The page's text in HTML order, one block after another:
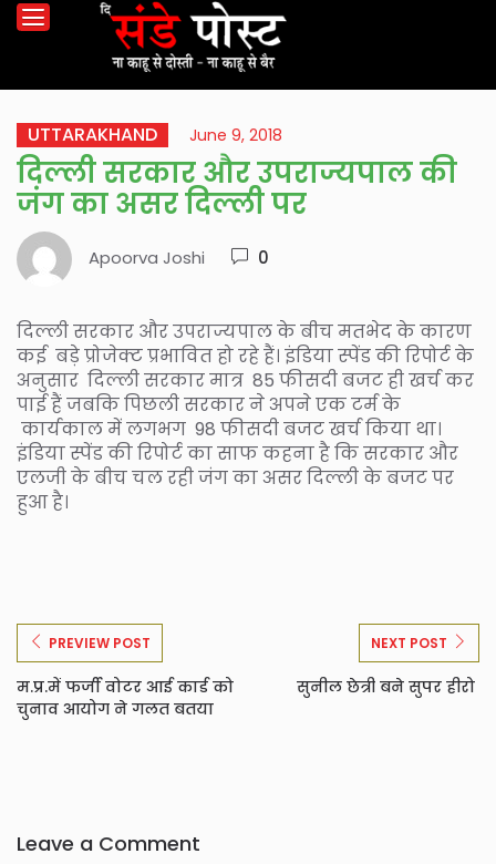
UTTARAKHAND June 9, 2018
दिल्ली सरकार और उपराज्यपाल की
जंग का असर दिल्ली पर
Apoorva Joshi 0
दिल्ली सरकार और उपराज्यपाल के बीच मतभेद के कारण
कई बड़े प्रोजेक्ट प्रभावित हो रहे हैं। इंडिया स्पेंड की रिपोर्ट के
अनुसार दिल्ली सरकार मात्र 85 फीसदी बजट ही खर्च कर
पाई हैं जबकि पिछली सरकार ने अपने एक टर्म के
कार्यकाल में लगभग 98 फीसदी बजट खर्च किया था।
इंडिया स्पेंड की रिपोर्ट का साफ कहना है कि सरकार और
एलजी के बीच चल रही जंग का असर दिल्ली के बजट पर
हुआ है।
PREVIEW POST
म.प्र.में फर्जी वोटर आई कार्ड को
चुनाव आयोग ने गलत बतया
NEXT POST
सुनील छेत्री बने सुपर हीरो
Leave a Comment